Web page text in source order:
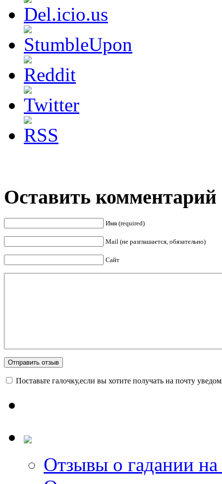
Оставить комментарий
Имя (required)
Mail (не разглашается, обязательно)
Сайт
Поставьте галочку,если вы хотите получать на почту
Отзывы о гадании на